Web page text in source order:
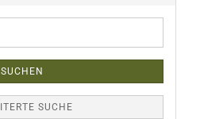
SUCHEN
SUCHE